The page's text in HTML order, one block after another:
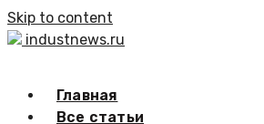
Skip to content
industnews.ru
Главная
Все статьи